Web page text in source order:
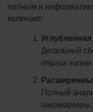
полным и
включает:
Детальный
образа
Полный